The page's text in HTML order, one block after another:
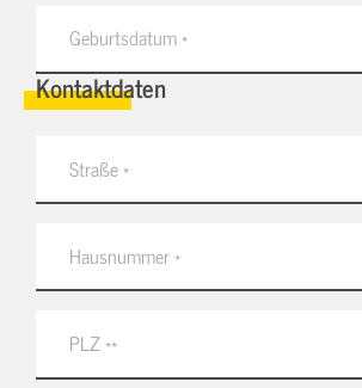
Kontaktdaten